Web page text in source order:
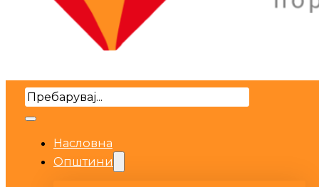
Search
Насловна
Општини